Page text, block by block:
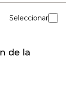
Seleccionar
de la